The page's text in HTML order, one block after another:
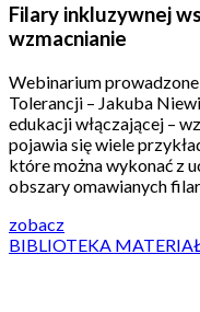
Filary inkluzywnej
wzmacnianie
Webinarium
Tolerancji – Jakuba
edukacji włączającej –
pojawia się wiele
które można wykonać z
obszary omawianych
zobacz
BIBLIOTEKA